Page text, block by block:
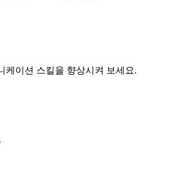
케이션 스킬을 향상시켜 보세요.